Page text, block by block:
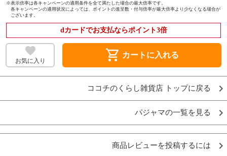
※表示倍率は各キャンペーンの適用条件を全て満たした場合の最大倍率です。
各キャンペーンの適用状況によっては、ポイントの進呈数・付与倍率が最大倍率より少なくなる場合が
ございます。
dカードでお支払ならポイント3倍
お気に入り shopping_cart カートに入れる
ココチのくらし雑貨店 トップに戻る
パジャマの一覧を見る
商品レビューを投稿するには